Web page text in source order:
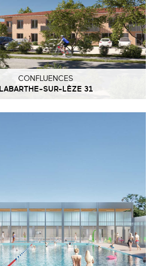
CONFLUENCES
LABARTHE-SUR-LÈZE 31